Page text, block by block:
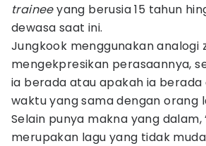
traineeyang berusia 15 tahun
dewasa saat ini.
Jungkook menggunakan analogi
mengekpresikan perasaannya,
ia berada atau apakah ia
waktu yang sama dengan orang
Selain punya makna yang dalam,
merupakan lagu yang tidak